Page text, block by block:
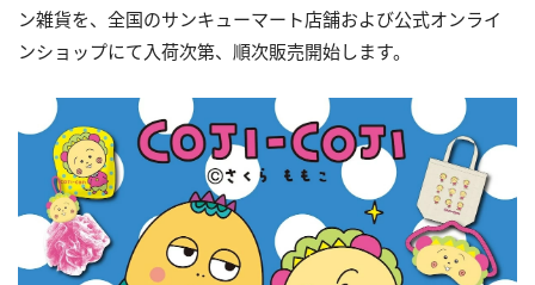
ン雑貨を、全国のサンキューマート店舗および公式オンライ
ンショップにて入荷次第、順次販売開始します。